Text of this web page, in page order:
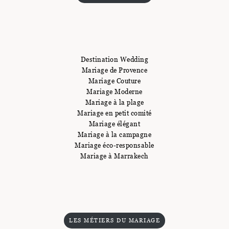
Destination Wedding
Mariage de Provence
Mariage Couture
Mariage Moderne
Mariage à la plage
Mariage en petit comité
Mariage élégant
Mariage à la campagne
Mariage éco-responsable
Mariage à Marrakech
LES MÉTIERS DU MARIAGE